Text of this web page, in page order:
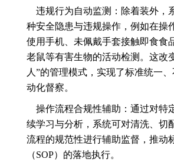
违规行为自动监测：除着装外，
种安全隐患与违规操作，例如在操
使用手机、未佩戴手套接触即食食
老鼠等有害生物的活动检测。这改
人”的管理模式，实现了标准统一
动化督察。
操作流程合规性辅助：通过对特
续学习与分析，系统可对清洗、切
流程的规范性进行辅助监督，推动
（SOP）的落地执行。